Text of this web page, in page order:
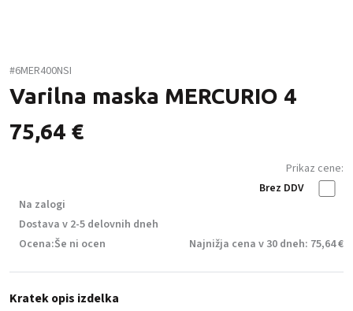
#6MER400NSI
Varilna maska MERCURIO 4
75,64 €
Prikaz cene:
Brez DDV
Na zalogi
Dostava v 2-5 delovnih dneh
Ocena:Še ni ocen Najnižja cena v 30 dneh: 75,64 €
Kratek opis izdelka